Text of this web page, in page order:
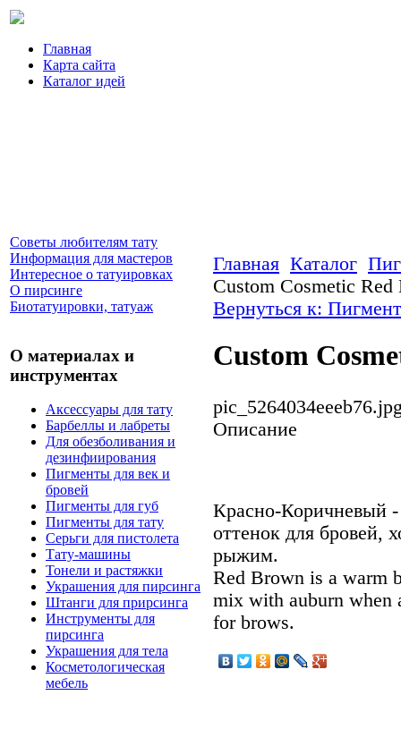
Главная
Карта сайта
Каталог идей
Советы любителям тату
Информация для мастеров
Интересное о татуировках
О пирсинге
Биотатуировки, татуаж
О материалах и
инструментах
Аксессуары для тату
Барбеллы и лабреты
Для обезболивания и
дезинфиирования
Пигменты для век и
бровей
Пигменты для губ
Пигменты для тату
Серьги для пистолета
Тату-машины
Тонели и растяжки
Украшения для пирсинга
Штанги для прирсинга
Инструменты для
пирсинга
Украшения для тела
Косметологическая
мебель
Главная Каталог
Custom Cosmetic Red
Вернуться к:
Custom
Описание
Красно-Коричневый
оттенок для бровей,
рыжим.
Red Brown is a warm
mix with auburn when
for brows.